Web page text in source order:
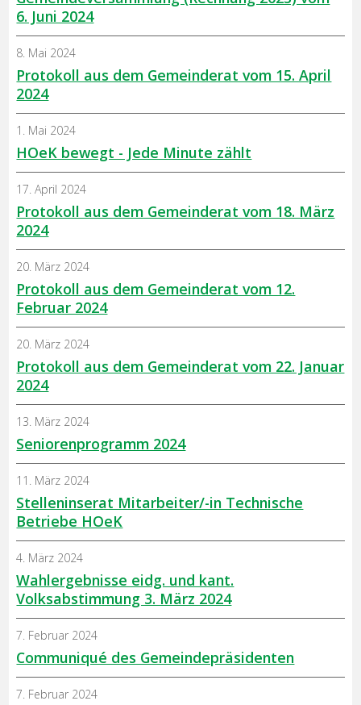
6. Juni 2024
Protokoll aus dem Gemeinderat vom 15. April
2024
8. Mai 2024
HOeK bewegt - Jede Minute zählt
1. Mai 2024
Protokoll aus dem Gemeinderat vom 18. März
2024
17. April 2024
Protokoll aus dem Gemeinderat vom 12.
Februar 2024
20. März 2024
Protokoll aus dem Gemeinderat vom 22. Januar
2024
20. März 2024
Seniorenprogramm 2024
13. März 2024
Stelleninserat Mitarbeiter/-in Technische
Betriebe HOeK
11. März 2024
Wahlergebnisse eidg. und kant.
Volksabstimmung 3. März 2024
4. März 2024
Communiqué des Gemeindepräsidenten
7. Februar 2024
7. Februar 2024